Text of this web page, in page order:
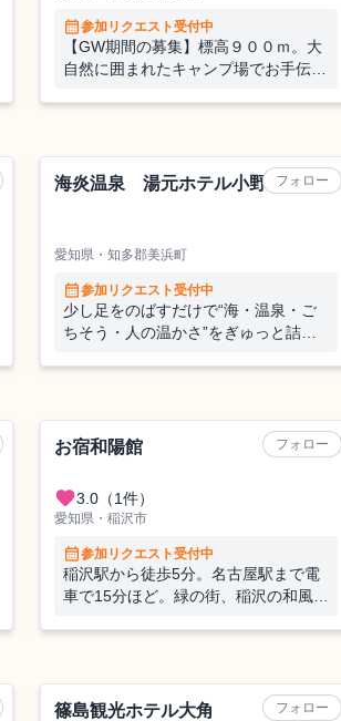
calendar_month参加リクエスト受付中
【GW期間の募集】標高９００ｍ。大
自然に囲まれたキャンプ場でお手伝い
フォロー
海炎温泉 湯元ホテル小野浦
愛知県・知多郡美浜町
calendar_month参加リクエスト受付中
少し足をのばすだけで“海・温泉・ご
ちそう・人の温かさ”をぎゅっと詰め
フォロー
お宿和陽館
favorite3.0 （1件）
愛知県・稲沢市
calendar_month参加リクエスト受付中
稲沢駅から徒歩5分。名古屋駅まで電
車で15分ほど。緑の街、稲沢の和風ビ
フォロー
篠島観光ホテル大角